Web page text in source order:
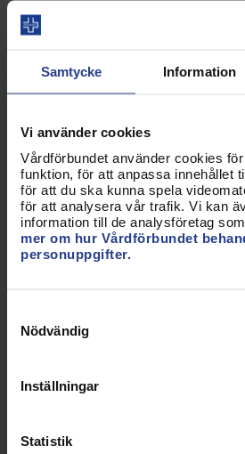
Samtycke Information
Vi använder cookies
Vårdförbundet använder cookies
funktion, för att anpassa innehållet
för att du ska kunna spela
för att analysera vår trafik. Vi kan
information till de analysföretag
mer om hur Vårdförbundet
personuppgifter.
Nödvändig
Inställningar
Statistik
Dessa frågor bör det finnas svar
både söktryck och långsiktig
kompetensförsörjning. Detta är
För när erfaren personal går i
över?
Att investera i
satsning som skulle kunna göra
ger tydliga karriärvägar, stärker
möjligheten att behålla
handlar om kvalitet och
Avancerad bildteknik
tekniker ställer högre krav på
komplex diagnostik krävs
Att tro att enbart